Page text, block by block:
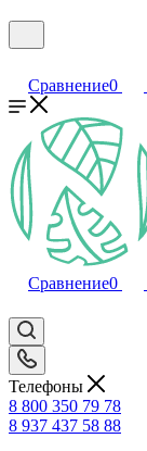
Сравнение0
Сравнение0
Телефоны
8 800 350 79 78
8 937 437 58 88